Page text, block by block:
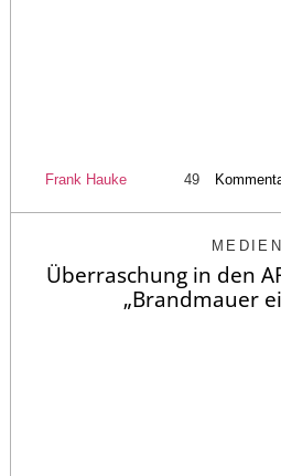
Frank Hauke 49
MEDIEN
Überraschung in den
„Brandmauer